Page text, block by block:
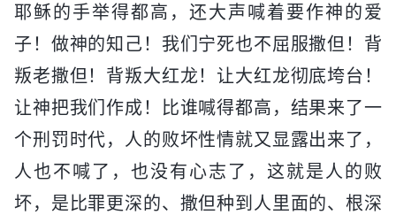
耶稣的手举得都高，还大声喊着要作神的爱
子！做神的知己！我们宁死也不屈服撒但！背
叛老撒但！背叛大红龙！让大红龙彻底垮台！
让神把我们作成！比谁喊得都高，结果来了一
个刑罚时代，人的败坏性情就又显露出来了，
人也不喊了，也没有心志了，这就是人的败
坏，是比罪更深的、撒但种到人里面的、根深